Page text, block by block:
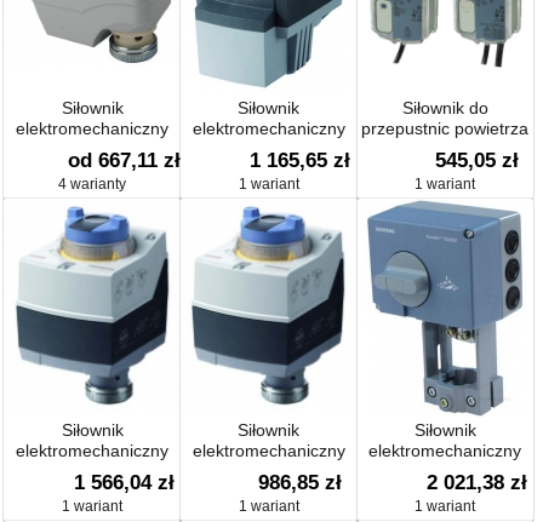
Siłownik
elektromechaniczny
typ SSC
od 667,11 zł
4 warianty
Siłownik
elektromechaniczny
SAS61.03
1 165,65 zł
1 wariant
Siłownik do
przepustnic powietrza
GEB..1E
545,05 zł
1 wariant
Siłownik
elektromechaniczny
SAS31.53
1 566,04 zł
1 wariant
Siłownik
elektromechaniczny
SAS31.03
986,85 zł
1 wariant
Siłownik
elektromechaniczny
SQX
2 021,38 zł
1 wariant